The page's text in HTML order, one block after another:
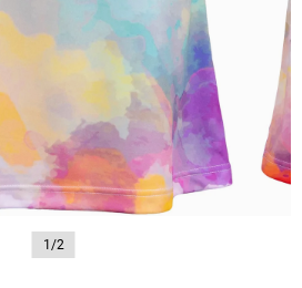
1/2